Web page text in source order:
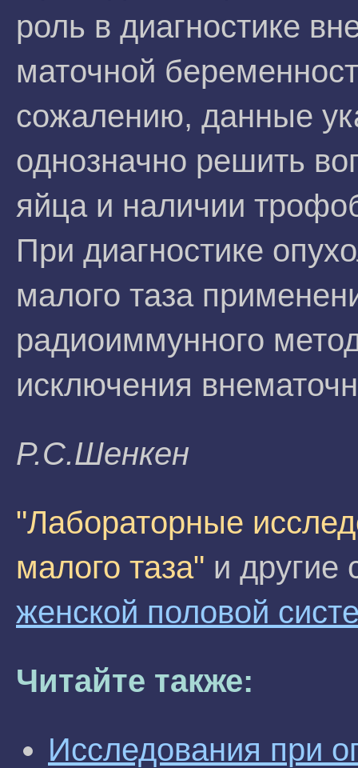
роль в диагностике
маточной
сожалению, данные
однозначно решить
яйца и наличии
При диагностике
малого таза
радиоиммунного
исключения
P.C.Шeнкeн
"Лабораторные
малого таза" и другие
женской половой
Читайте также:
Исследования при